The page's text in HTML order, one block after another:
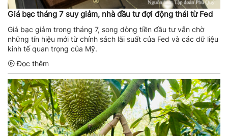
Giá bạc tháng 7 suy giảm, nhà đầu tư đợi động thái từ Fed
Giá bạc giảm trong tháng 7, song dòng tiền đầu tư vẫn chờ
những tín hiệu mới từ chính sách lãi suất của Fed và các dữ liệu
kinh tế quan trọng của Mỹ.
Đọc thêm